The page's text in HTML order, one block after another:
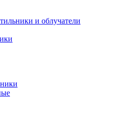
и облучатели